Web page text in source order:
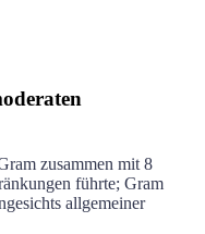
zusammen mit 8
führte; Gram
allgemeiner